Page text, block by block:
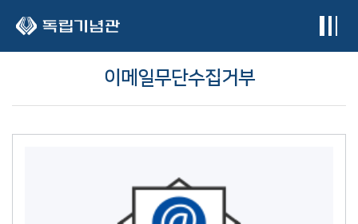
이메일무단수집거부